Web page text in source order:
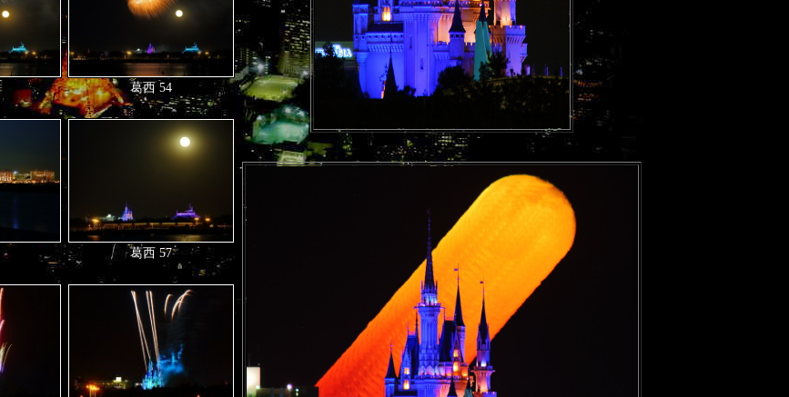
葛西 54
葛西 57